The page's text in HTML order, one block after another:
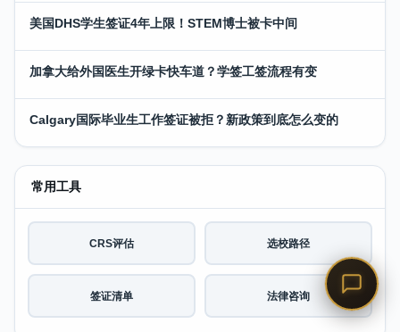
美国DHS学生签证4年上限！STEM博士被卡中间
加拿大给外国医生开绿卡快车道？学签工签流程有变
Calgary国际毕业生工作签证被拒？新政策到底怎么变的
常用工具
CRS评估 选校路径
签证清单 法律咨询